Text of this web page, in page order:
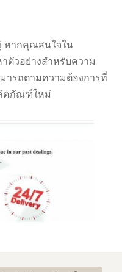
หากคุณสนใจใน
ตัวอย่างสำหรับความ
ารถตามความต้องการที่
ตภัณฑ์ใหม่